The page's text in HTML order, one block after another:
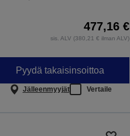
477,16 €
sis. ALV (380,21 € ilman ALV)
Pyydä takaisinsoittoa
Jälleenmyyjät Vertaile